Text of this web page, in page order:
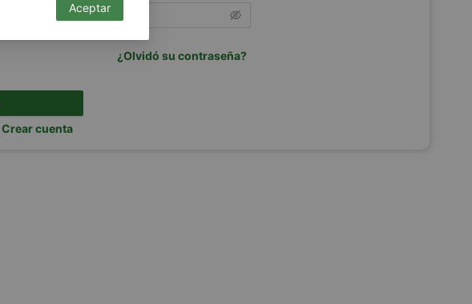
¿Olvidó su contraseña?
Crear cuenta
Aceptar